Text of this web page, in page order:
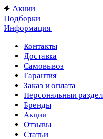
Акции
Подборки
Информация
Контакты
Доставка
Самовывоз
Гарантия
Заказ и оплата
Персональный раздел
Бренды
Акции
Отзывы
Статьи